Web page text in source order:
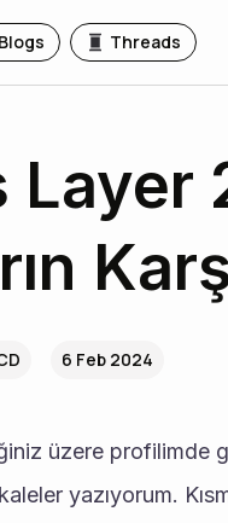
Blogs Threads
Layer
6 Feb 2024
yazıyorum.